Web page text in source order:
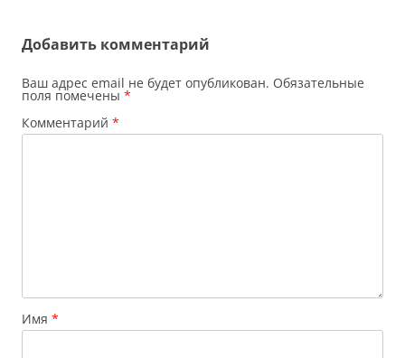
Добавить комментарий
Ваш адрес email не будет опубликован. Обязательные
поля помечены *
Комментарий *
Имя *